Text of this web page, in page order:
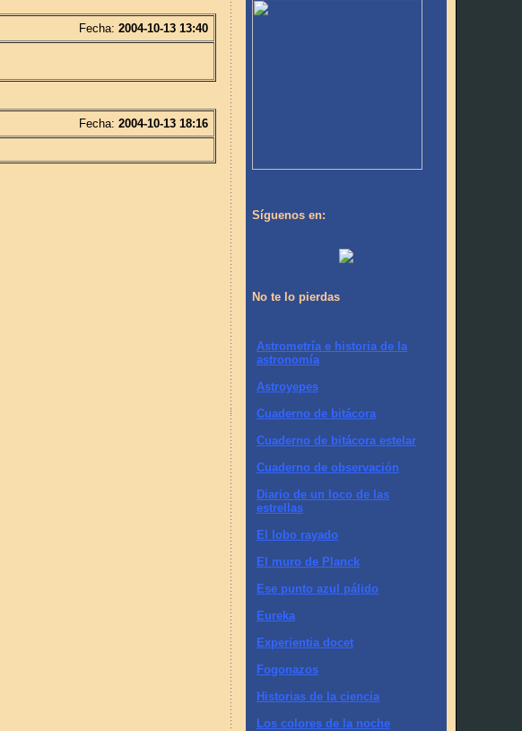
Fecha: 2004-10-13 13:40
Fecha: 2004-10-13 18:16
Síguenos en:
No te lo pierdas
Astrometría e historia de la
astronomía
Astroyepes
Cuaderno de bitácora
Cuaderno de bitácora estelar
Cuaderno de observación
Diario de un loco de las
estrellas
El lobo rayado
El muro de Planck
Ese punto azul pálido
Eureka
Experientia docet
Fogonazos
Historias de la ciencia
Los colores de la noche